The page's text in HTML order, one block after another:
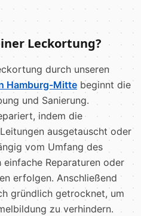
Leckortung?
durch unseren
Hamburg-Mitte beginnt die
und Sanierung.
indem die
ausgetauscht oder
vom Umfang des
Reparaturen oder
erfolgen. Anschließend
gründlich getrocknet, um
zu verhindern.